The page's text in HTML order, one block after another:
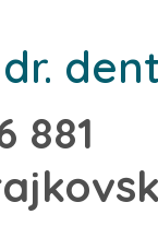
881